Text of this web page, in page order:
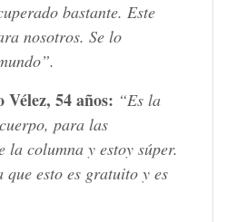
bastante. Este
nosotros. Se lo
54 años: “Es la
para las
la columna y estoy súper.
que esto es gratuito y es